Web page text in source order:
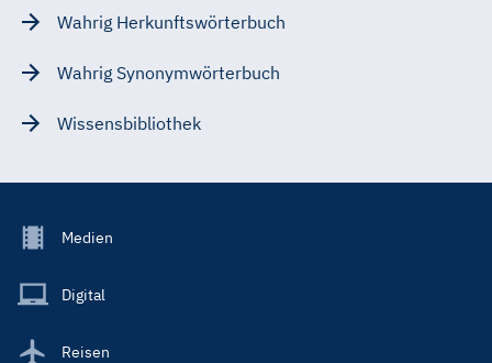
Wahrig Herkunftswörterbuch
Wahrig Synonymwörterbuch
Wissensbibliothek
Footer
Main
Medien
Digital
Reisen